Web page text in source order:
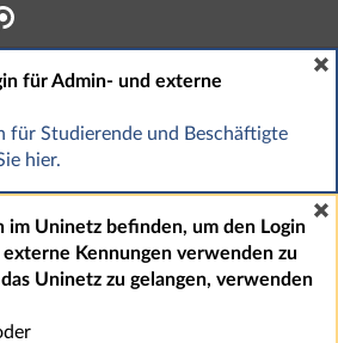
Hauptnavigation
Fußzeile
für Admin- und externe
für Studierende und Beschäftigte
hier.
im Uninetz befinden, um den Login
Kennungen verwenden zu
Uninetz zu gelangen, verwenden